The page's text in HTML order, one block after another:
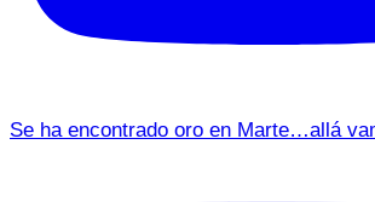
Se ha encontrado oro en Marte…allá